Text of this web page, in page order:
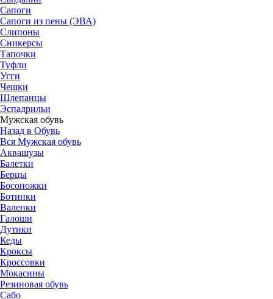
Сапоги
Сапоги из пены (ЭВА)
Слипоны
Сникерсы
Тапочки
Туфли
Угги
Чешки
Шлепанцы
Эспадрильи
Мужская обувь
Назад в Обувь
Вся Мужская обувь
Аквашузы
Балетки
Берцы
Босоножки
Ботинки
Валенки
Галоши
Дутики
Кеды
Кроксы
Кроссовки
Мокасины
Резиновая обувь
Сабо